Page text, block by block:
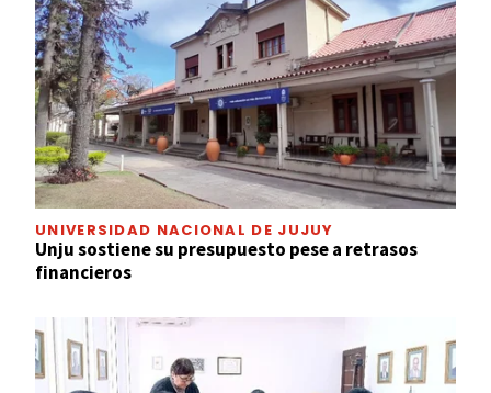
UNIVERSIDAD NACIONAL DE JUJUY
Unju sostiene su presupuesto pese a retrasos
financieros